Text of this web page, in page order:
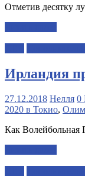
Отметив десятку
Ирландия
27.12.2018 Нелля 0
2020 в Токио,
Как Волейбольная